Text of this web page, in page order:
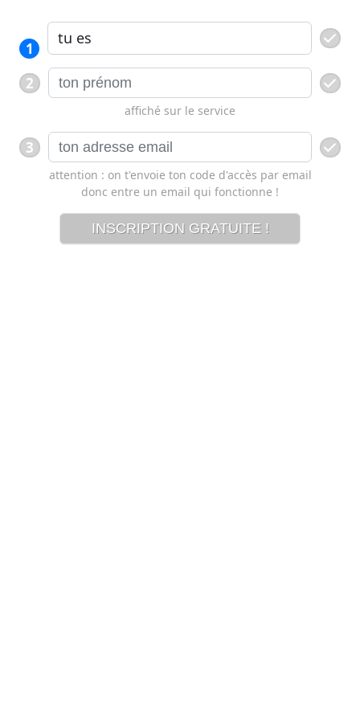
2
affiché sur le service
3
attention : on t'envoie ton code d'accès par email
donc entre un email qui fonctionne !
INSCRIPTION GRATUITE !